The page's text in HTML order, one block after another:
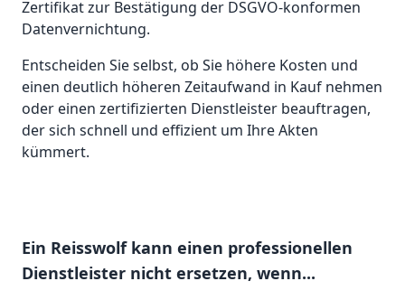
Zertifikat zur Bestätigung der DSGVO-konformen
Datenvernichtung.
Entscheiden Sie selbst, ob Sie höhere Kosten und
einen deutlich höheren Zeitaufwand in Kauf nehmen
oder einen zertifizierten Dienstleister beauftragen,
der sich schnell und effizient um Ihre Akten
kümmert.
Ein Reisswolf kann einen professionellen
Dienstleister nicht ersetzen, wenn...